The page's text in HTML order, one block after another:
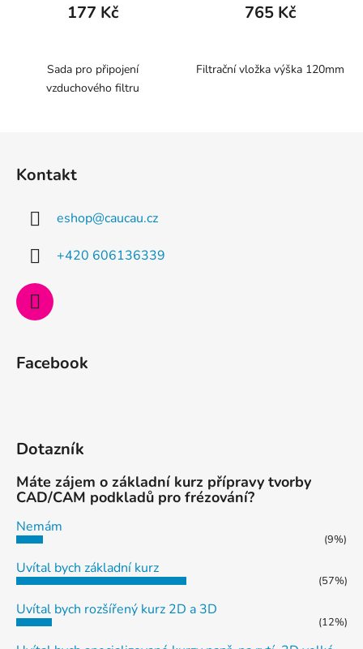
177 Kč
Sada pro připojení
vzduchového filtru
765 Kč
Filtrační vložka výška 120mm
Kontakt
eshop@caucau.cz
+420 606136339
Facebook
Dotazník
Máte zájem o základní kurz přípravy tvorby
CAD/CAM podkladů pro frézování?
Nemám
(9%)
Uvítal bych základní kurz
(57%)
Uvítal bych rozšířený kurz 2D a 3D
(12%)